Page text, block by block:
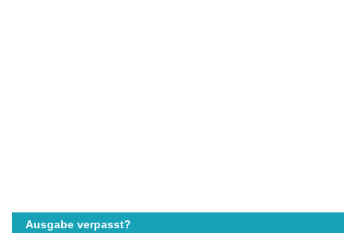
Ausgabe verpasst?